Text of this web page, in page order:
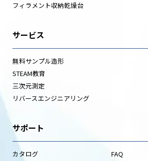
フィラメント収納乾燥台
サービス
無料サンプル造形
STEAM教育
三次元測定
リバースエンジニアリング
サポート
カタログ
FAQ